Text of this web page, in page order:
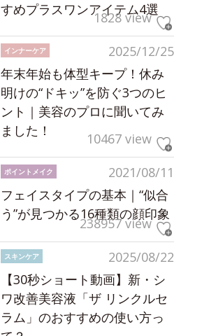
すめプラスワンアイテム4選
1828 view
2025/12/25
インナーケア
年末年始も体型キープ！休み
明けの“ドキッ”を防ぐ3つのヒ
ント｜美容のプロに聞いてみ
ました！
10467 view
2021/08/11
ポイントメイク
フェイスタイプの基本｜“似合
う”が見つかる16種類の顔印象
238957 view
2025/08/22
スキンケア
【30秒ショート動画】新・シ
ワ改善美容液「ザ リンクルセ
ラム」のおすすめの使い方っ